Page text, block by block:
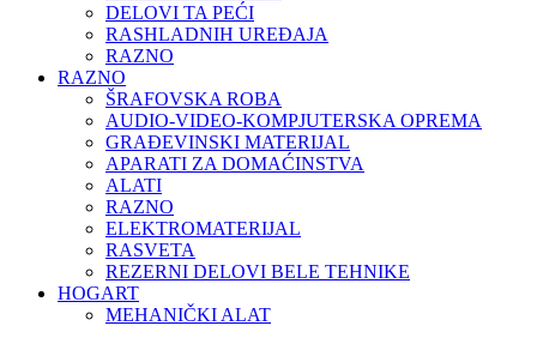
DELOVI TA PEĆI
RASHLADNIH UREĐAJA
RAZNO
RAZNO
ŠRAFOVSKA ROBA
AUDIO-VIDEO-KOMPJUTERSKA OPREMA
GRAĐEVINSKI MATERIJAL
APARATI ZA DOMAĆINSTVA
ALATI
RAZNO
ELEKTROMATERIJAL
RASVETA
REZERNI DELOVI BELE TEHNIKE
HOGART
MEHANIČKI ALAT